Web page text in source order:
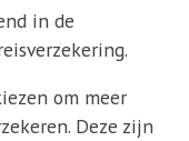
in de
om meer
Deze zijn